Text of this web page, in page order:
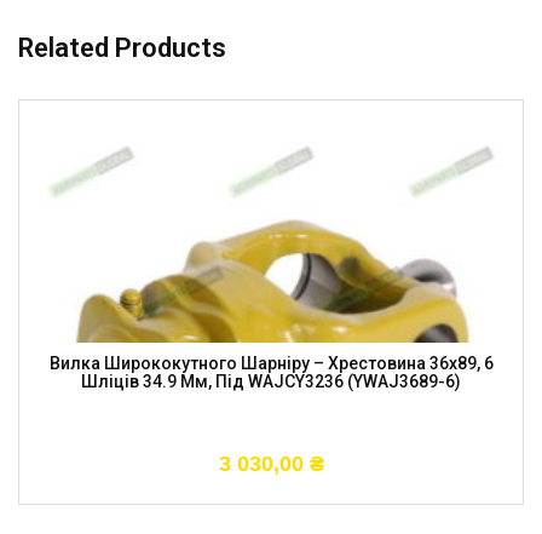
Related Products
Вилка Ширококутного Шарніру – Хрестовина 36х89, 6
Шліців 34.9 Мм, Під WAJCY3236 (YWAJ3689-6)
3 030,00 ₴